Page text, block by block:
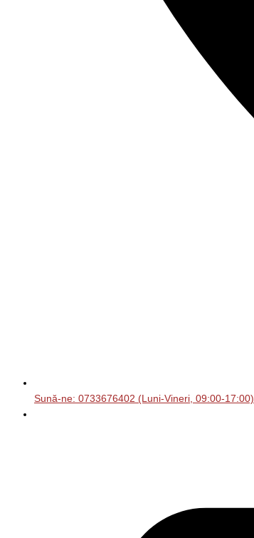
Sună-ne: 0733676402 (Luni-Vineri, 09:00-17:00)